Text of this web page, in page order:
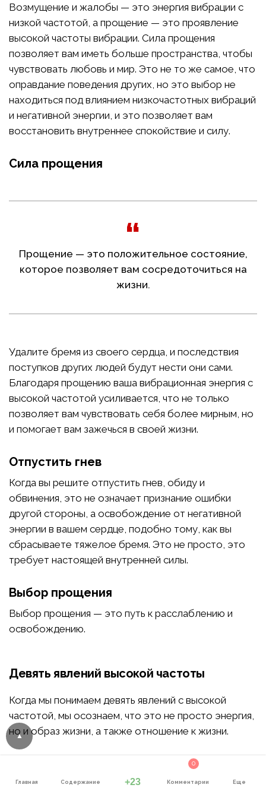
Возмущение и жалобы — это энергия вибрации с
низкой частотой, а прощение — это проявление
высокой частоты вибрации. Сила прощения
позволяет вам иметь больше пространства, чтобы
чувствовать любовь и мир. Это не то же самое, что
оправдание поведения других, но это выбор не
находиться под влиянием низкочастотных вибраций
и негативной энергии, и это позволяет вам
восстановить внутреннее спокойствие и силу.
Сила прощения
Прощение — это положительное состояние,
которое позволяет вам сосредоточиться на
жизни.
Удалите бремя из своего сердца, и последствия
поступков других людей будут нести они сами.
Благодаря прощению ваша вибрационная энергия с
высокой частотой усиливается, что не только
позволяет вам чувствовать себя более мирным, но
и помогает вам зажечься в своей жизни.
Отпустить гнев
Когда вы решите отпустить гнев, обиду и
обвинения, это не означает признание ошибки
другой стороны, а освобождение от негативной
энергии в вашем сердце, подобно тому, как вы
сбрасываете тяжелое бремя. Это не просто, это
требует настоящей внутренней силы.
Выбор прощения
Выбор прощения — это путь к расслаблению и
освобождению.
Девять явлений высокой частоты
Когда мы понимаем девять явлений с высокой
частотой, мы осознаем, что это не просто энергия,
но и образ жизни, а также отношение к жизни.
Главная Содержание +23 Комментарии
0
Еще